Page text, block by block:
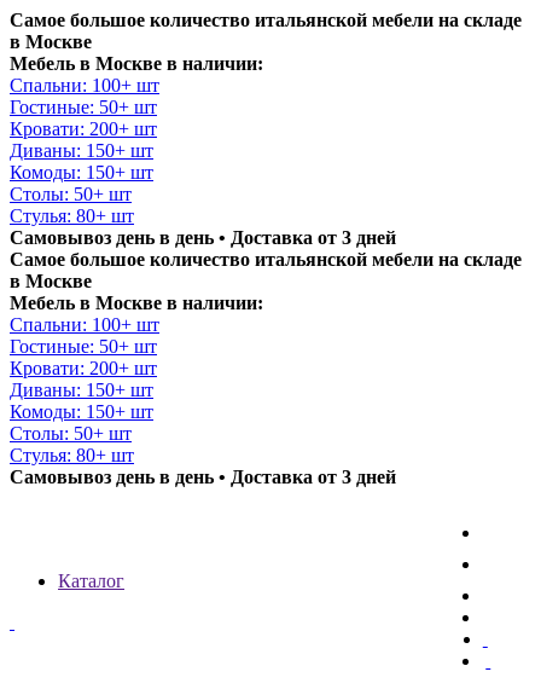
Самое большое количество итальянской мебели на складе
в Москве
Мебель в Москве в наличии:
Спальни: 100+ шт
Гостиные: 50+ шт
Кровати: 200+ шт
Диваны: 150+ шт
Комоды: 150+ шт
Столы: 50+ шт
Стулья: 80+ шт
Самовывоз день в день • Доставка от 3 дней
Самое большое количество итальянской мебели на складе
в Москве
Мебель в Москве в наличии:
Спальни: 100+ шт
Гостиные: 50+ шт
Кровати: 200+ шт
Диваны: 150+ шт
Комоды: 150+ шт
Столы: 50+ шт
Стулья: 80+ шт
Самовывоз день в день • Доставка от 3 дней
Каталог